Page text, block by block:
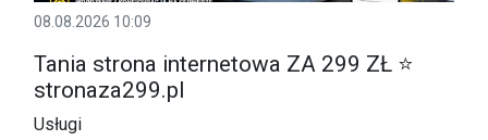
08.08.2026 10:09
Tania strona internetowa ZA 299 ZŁ ⭐
stronaza299.pl
Usługi